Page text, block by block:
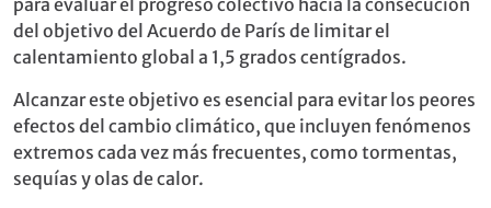
del objetivo del Acuerdo de París de limitar el
calentamiento global a 1,5 grados centígrados.
Alcanzar este objetivo es esencial para evitar los peores
efectos del cambio climático, que incluyen fenómenos
extremos cada vez más frecuentes, como tormentas,
sequías y olas de calor.